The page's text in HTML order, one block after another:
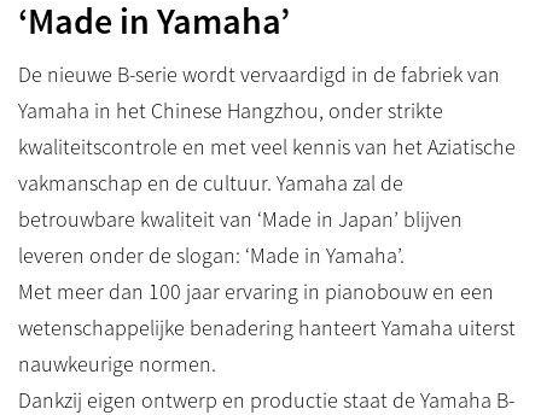
‘Made in Yamaha’
De nieuwe B-serie wordt vervaardigd in de fabriek van
Yamaha in het Chinese Hangzhou, onder strikte
kwaliteitscontrole en met veel kennis van het Aziatische
vakmanschap en de cultuur. Yamaha zal de
betrouwbare kwaliteit van ‘Made in Japan’ blijven
leveren onder de slogan: ‘Made in Yamaha’.
Met meer dan 100 jaar ervaring in pianobouw en een
wetenschappelijke benadering hanteert Yamaha uiterst
nauwkeurige normen.
Dankzij eigen ontwerp en productie staat de Yamaha B-